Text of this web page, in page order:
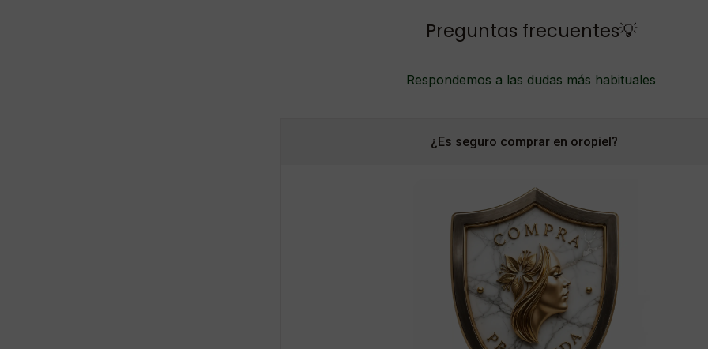
Preguntas frecuentes💡
Respondemos a las dudas más habituales
¿Es seguro comprar en oropiel?